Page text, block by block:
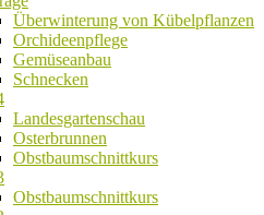
Überwinterung von Kübelpflanzen
Orchideenpflege
Gemüseanbau
Schnecken
Landesgartenschau
Osterbrunnen
Obstbaumschnittkurs
Obstbaumschnittkurs